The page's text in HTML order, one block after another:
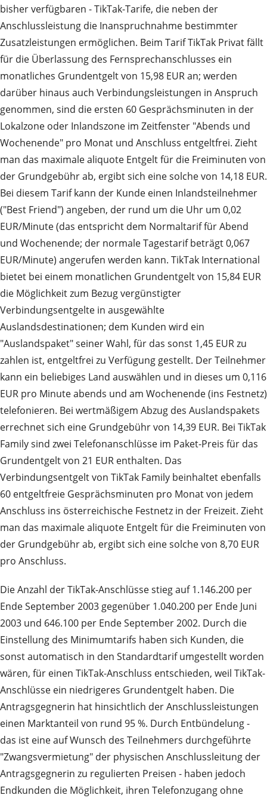
bisher verfügbaren - TikTak-Tarife, die neben der
Anschlussleistung die Inanspruchnahme bestimmter
Zusatzleistungen ermöglichen. Beim Tarif TikTak Privat fällt
für die Überlassung des Fernsprechanschlusses ein
monatliches Grundentgelt von 15,98 EUR an; werden
darüber hinaus auch Verbindungsleistungen in Anspruch
genommen, sind die ersten 60 Gesprächsminuten in der
Lokalzone oder Inlandszone im Zeitfenster "Abends und
Wochenende" pro Monat und Anschluss entgeltfrei. Zieht
man das maximale aliquote Entgelt für die Freiminuten von
der Grundgebühr ab, ergibt sich eine solche von 14,18 EUR.
Bei diesem Tarif kann der Kunde einen Inlandsteilnehmer
("Best Friend") angeben, der rund um die Uhr um 0,02
EUR/Minute (das entspricht dem Normaltarif für Abend
und Wochenende; der normale Tagestarif beträgt 0,067
EUR/Minute) angerufen werden kann. TikTak International
bietet bei einem monatlichen Grundentgelt von 15,84 EUR
die Möglichkeit zum Bezug vergünstigter
Verbindungsentgelte in ausgewählte
Auslandsdestinationen; dem Kunden wird ein
"Auslandspaket" seiner Wahl, für das sonst 1,45 EUR zu
zahlen ist, entgeltfrei zu Verfügung gestellt. Der Teilnehmer
kann ein beliebiges Land auswählen und in dieses um 0,116
EUR pro Minute abends und am Wochenende (ins Festnetz)
telefonieren. Bei wertmäßigem Abzug des Auslandspakets
errechnet sich eine Grundgebühr von 14,39 EUR. Bei TikTak
Family sind zwei Telefonanschlüsse im Paket-Preis für das
Grundentgelt von 21 EUR enthalten. Das
Verbindungsentgelt von TikTak Family beinhaltet ebenfalls
60 entgeltfreie Gesprächsminuten pro Monat von jedem
Anschluss ins österreichische Festnetz in der Freizeit. Zieht
man das maximale aliquote Entgelt für die Freiminuten von
der Grundgebühr ab, ergibt sich eine solche von 8,70 EUR
pro Anschluss.
Die Anzahl der TikTak-Anschlüsse stieg auf 1.146.200 per
Ende September 2003 gegenüber 1.040.200 per Ende Juni
2003 und 646.100 per Ende September 2002. Durch die
Einstellung des Minimumtarifs haben sich Kunden, die
sonst automatisch in den Standardtarif umgestellt worden
wären, für einen TikTak-Anschluss entschieden, weil TikTak-
Anschlüsse ein niedrigeres Grundentgelt haben. Die
Antragsgegnerin hat hinsichtlich der Anschlussleistungen
einen Marktanteil von rund 95 %. Durch Entbündelung -
das ist eine auf Wunsch des Teilnehmers durchgeführte
"Zwangsvermietung" der physischen Anschlussleitung der
Antragsgegnerin zu regulierten Preisen - haben jedoch
Endkunden die Möglichkeit, ihren Telefonzugang ohne